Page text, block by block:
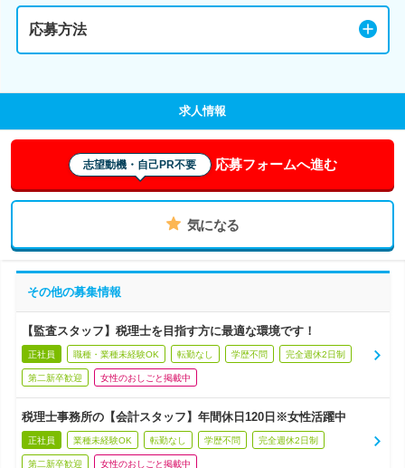
応募方法
求人情報
志望動機・自己PR不要 応募フォームへ進む
気になる
その他の募集情報
【監査スタッフ】税理士を目指す方に最適な環境です！
正社員 職種・業種未経験OK 転勤なし 学歴不問 完全週休2日制
第二新卒歓迎 女性のおしごと掲載中
税理士事務所の【会計スタッフ】年間休日120日※女性活躍中
正社員 業種未経験OK 転勤なし 学歴不問 完全週休2日制
第二新卒歓迎 女性のおしごと掲載中